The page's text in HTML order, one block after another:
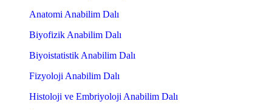
Anatomi Anabilim Dalı
Biyofizik Anabilim Dalı
Biyoistatistik Anabilim Dalı
Fizyoloji Anabilim Dalı
Histoloji ve Embriyoloji Anabilim Dalı